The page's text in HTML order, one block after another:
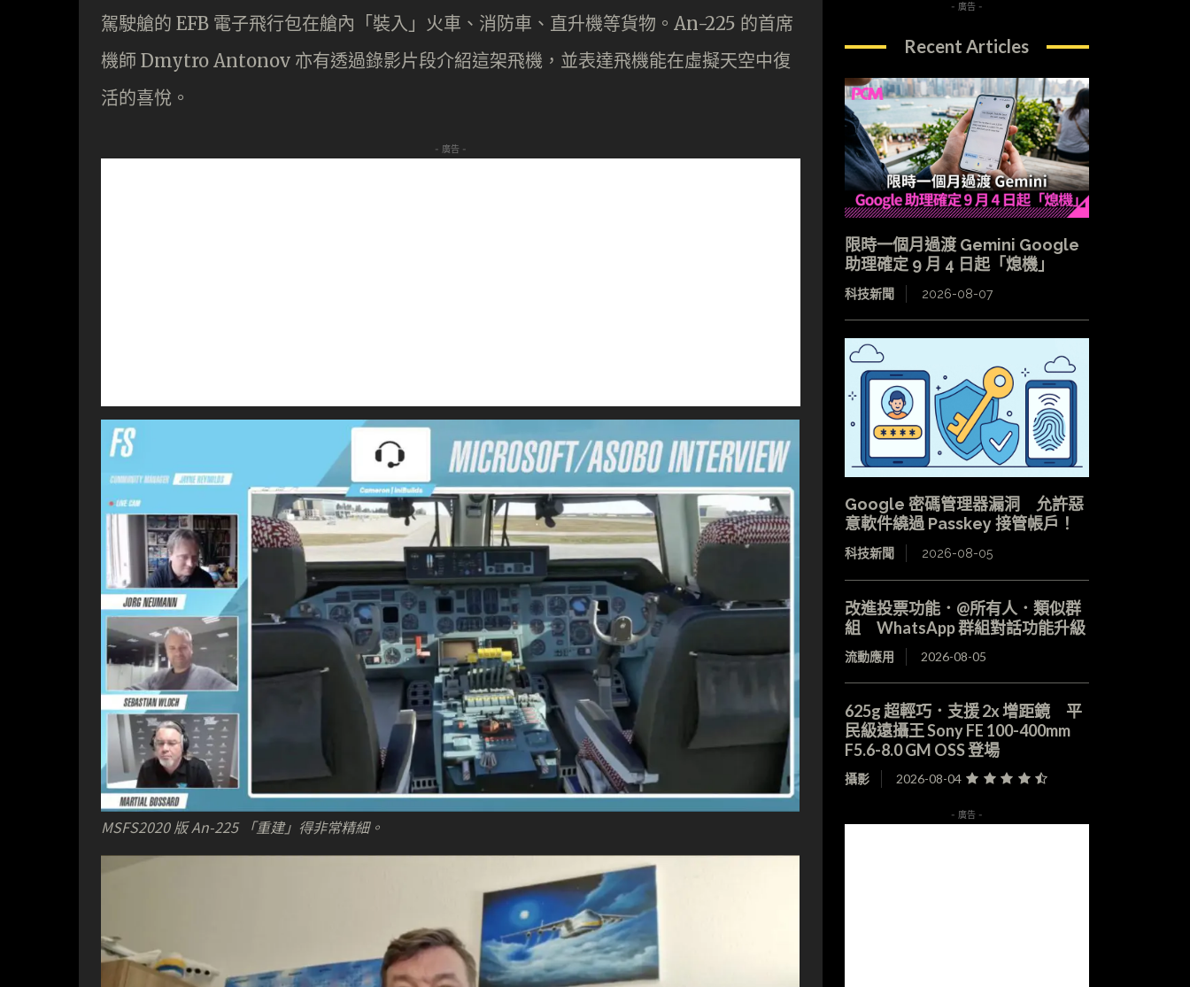
駕駛艙的 EFB 電子飛行包在艙內「裝入」火車、消防車、直升機等貨物。An-225 的首席
機師 Dmytro Antonov 亦有透過錄影片段介紹這架飛機，並表達飛機能在虛擬天空中復
活的喜悅。
- 廣告 -
MSFS2020 版 An-225 「重建」得非常精細。
- 廣告 -
Recent Articles
限時一個月過渡 Gemini Google
助理確定 9 月 4 日起「熄機」
科技新聞 2026-08-07
Google 密碼管理器漏洞 允許惡
意軟件繞過 Passkey 接管帳戶！
科技新聞 2026-08-05
改進投票功能．@所有人．類似群
組 WhatsApp 群組對話功能升級
流動應用 2026-08-05
625g 超輕巧．支援 2x 增距鏡 平
民級遠攝王 Sony FE 100-400mm
F5.6-8.0 GM OSS 登場
攝影 2026-08-04
- 廣告 -